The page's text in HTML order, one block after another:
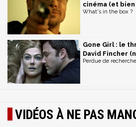
cinéma (et
What's in the box ?
Gone Girl : le
David Fincher
Perdue de
VIDÉOS À NE PAS